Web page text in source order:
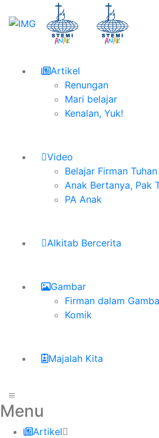
Artikel
Renungan
Mari belajar
Kenalan, Yuk!
Video
Belajar Firman Tuhan
Anak Bertanya, Pak
PA Anak
Alkitab Bercerita
Gambar
Firman dalam
Komik
Majalah Kita
Menu
Artikel